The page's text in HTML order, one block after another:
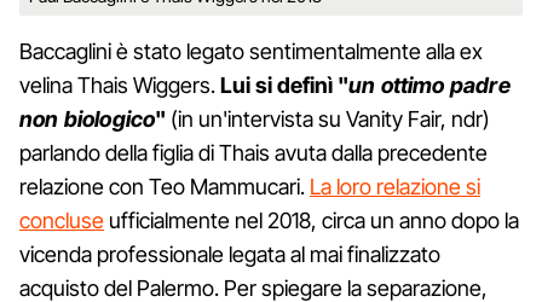
Baccaglini è stato legato sentimentalmente alla ex
velina Thais Wiggers.Lui si definì "un ottimo padre
non biologico" (in un'intervista su Vanity Fair, ndr)
parlando della figlia di Thais avuta dalla precedente
relazione con Teo Mammucari. La loro relazione si
concluse ufficialmente nel 2018, circa un anno dopo la
vicenda professionale legata al mai finalizzato
acquisto del Palermo. Per spiegare la separazione,